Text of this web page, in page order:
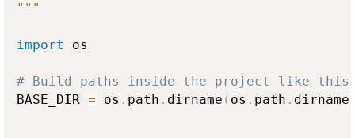
"""
import os
# Build paths inside the project like this:
BASE_DIR = os . path . dirname ( os . path . dirname